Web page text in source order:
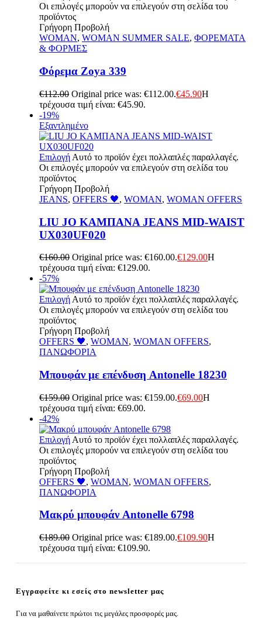
Οι επιλογές μπορούν να επιλεγούν στη σελίδα του
προϊόντος
Γρήγορη Προβολή
WOMAN,WOMAN SUMMER SALE,ΦΟΡΕΜΑΤΑ
& ΦΟΡΜΕΣ
Φόρεμα Zoya 339
€112.00 Original price was: €112.00.€45.90Η
τρέχουσα τιμή είναι: €45.90.
-19%
Εξαντλημένο
Επιλογή Αυτό το προϊόν έχει πολλαπλές παραλλαγές.
Οι επιλογές μπορούν να επιλεγούν στη σελίδα του
προϊόντος
Γρήγορη Προβολή
JEANS,OFFERS 🖤,WOMAN,WOMAN OFFERS
LIU JO ΚΑΜΠΑΝΑ JEANS MID-WAIST
UX030UF020
€160.00 Original price was: €160.00.€129.00Η
τρέχουσα τιμή είναι: €129.00.
-57%
Επιλογή Αυτό το προϊόν έχει πολλαπλές παραλλαγές.
Οι επιλογές μπορούν να επιλεγούν στη σελίδα του
προϊόντος
Γρήγορη Προβολή
OFFERS 🖤,WOMAN,WOMAN OFFERS,
ΠΑΝΩΦΟΡΙΑ
Μπουφάν με επένδυση Antonelle 18230
€159.00 Original price was: €159.00.€69.00Η
τρέχουσα τιμή είναι: €69.00.
-42%
Επιλογή Αυτό το προϊόν έχει πολλαπλές παραλλαγές.
Οι επιλογές μπορούν να επιλεγούν στη σελίδα του
προϊόντος
Γρήγορη Προβολή
OFFERS 🖤,WOMAN,WOMAN OFFERS,
ΠΑΝΩΦΟΡΙΑ
Μακρύ μπουφάν Antonelle 6798
€189.00 Original price was: €189.00.€109.90Η
τρέχουσα τιμή είναι: €109.90.
Εγγραφείτε κι εσείς στο newsletter μας
Για να μαθαίνετε πρώτοι τις μεγάλες προσφορές μας.